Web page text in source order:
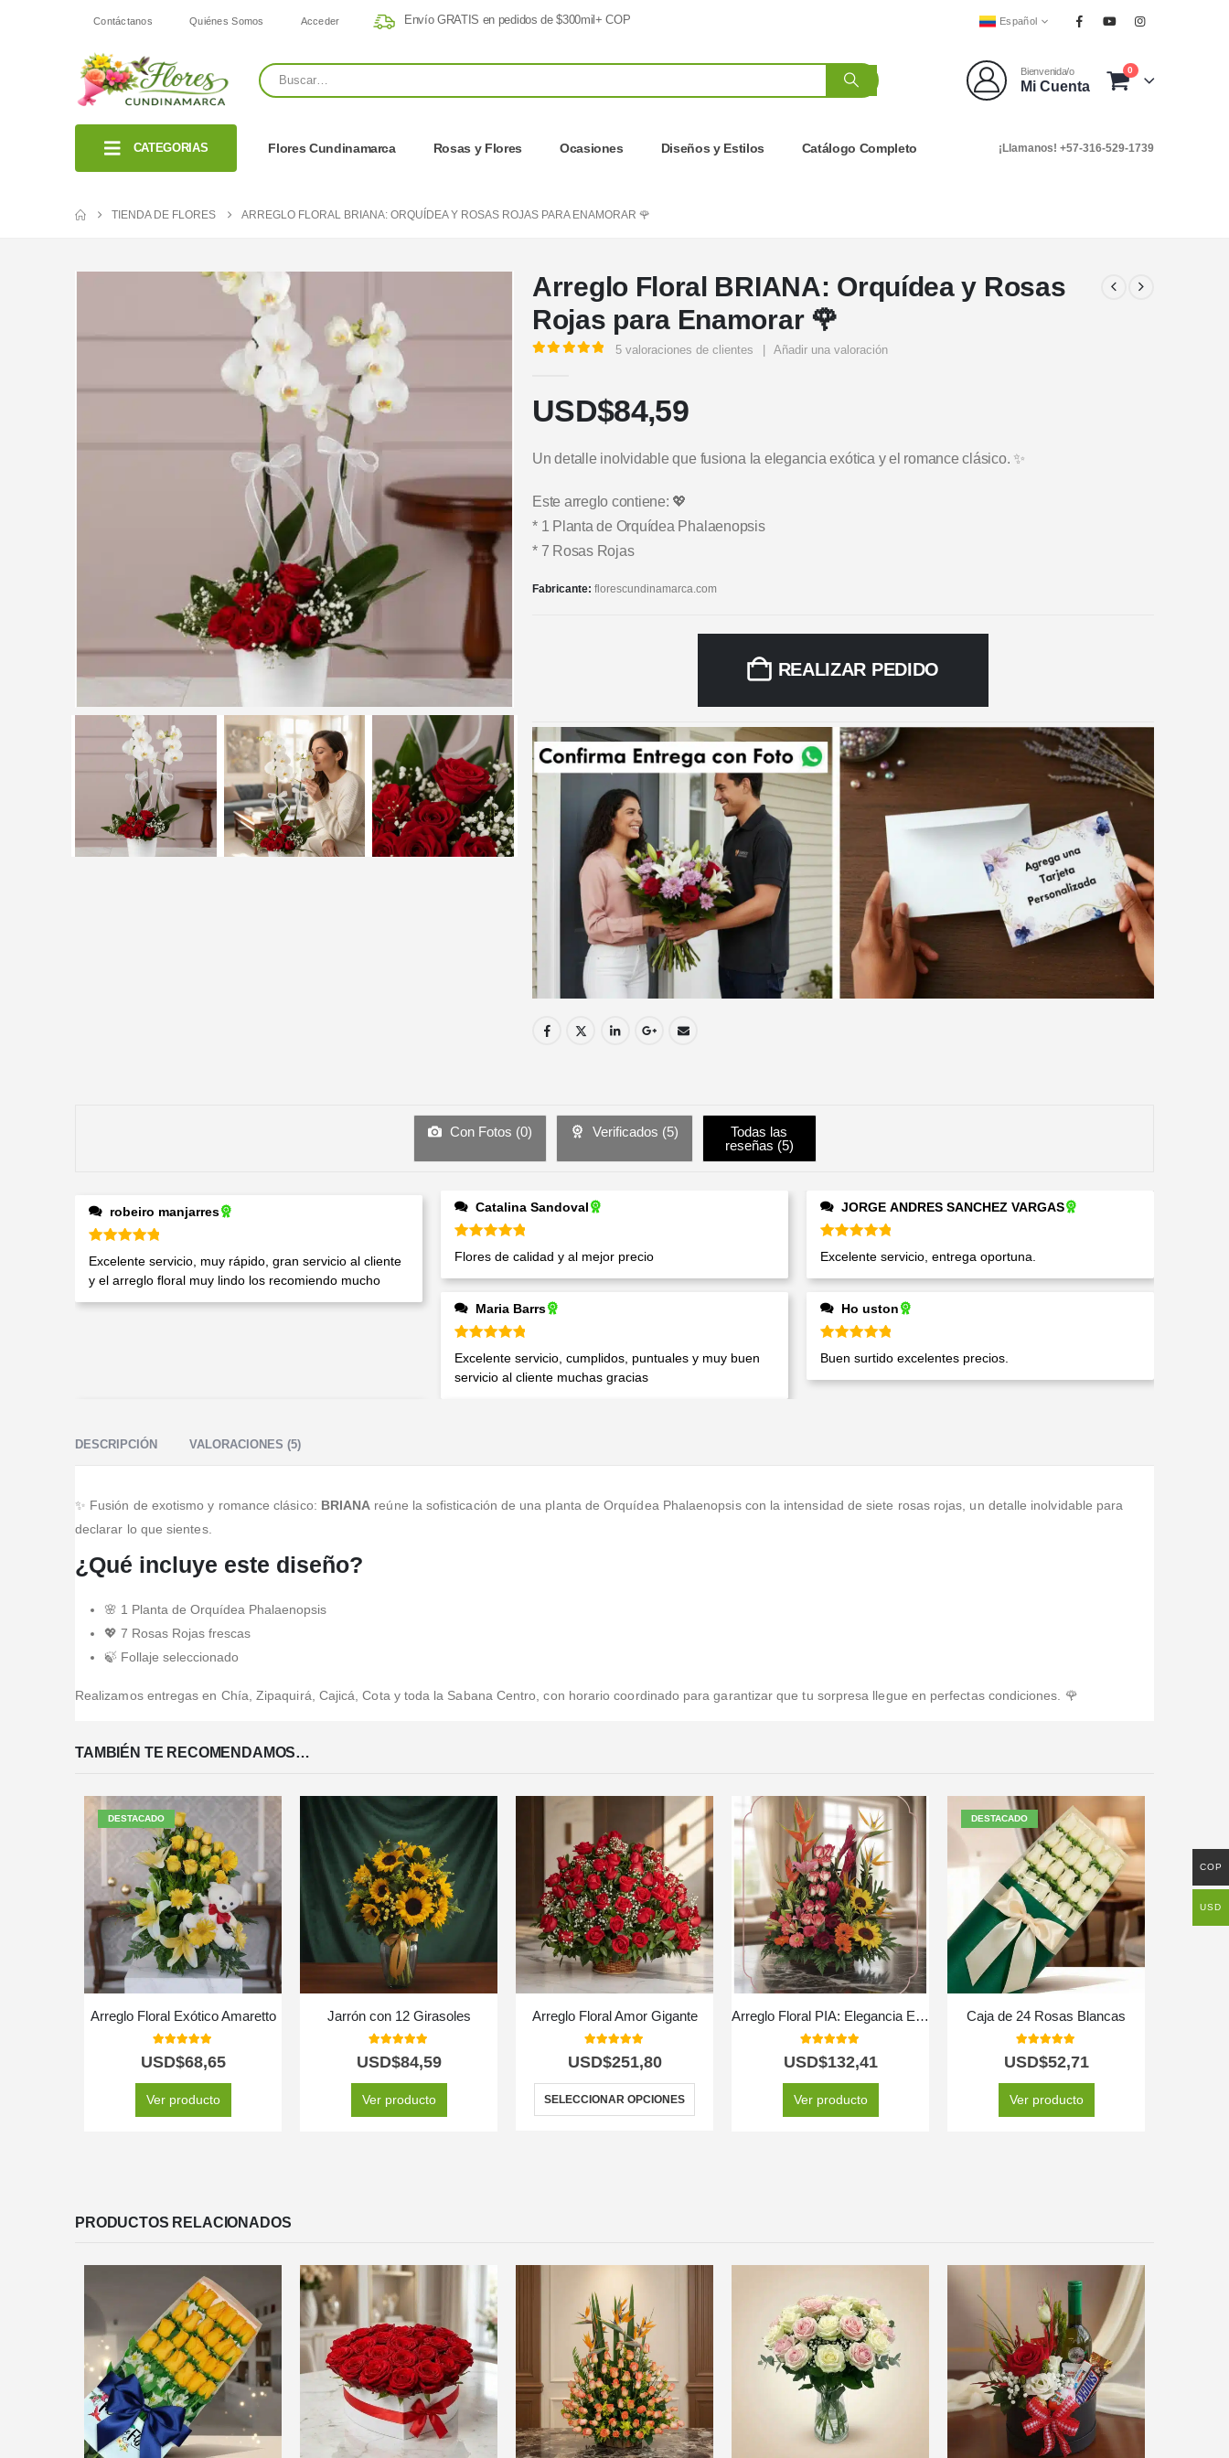
Contáctanos Quiénes Somos Acceder Envío GRATIS en pedidos de $300mil+ COP Español
Bienvenida/o
Mi Cuenta
0
CATEGORIAS Flores Cundinamarca Rosas y Flores Ocasiones Diseños y Estilos Catálogo Completo ¡Llamanos! +57-316-529-1739
TIENDA DE FLORES ARREGLO FLORAL BRIANA: ORQUÍDEA Y ROSAS ROJAS PARA ENAMORAR 🌹
Arreglo Floral BRIANA: Orquídea y Rosas
Rojas para Enamorar 🌹
5 valoraciones de clientes Añadir una valoración
USD$84,59
Un detalle inolvidable que fusiona la elegancia exótica y el romance clásico. ✨
Este arreglo contiene: 💖
* 1 Planta de Orquídea Phalaenopsis
* 7 Rosas Rojas
Fabricante: florescundinamarca.com
REALIZAR PEDIDO
Con Fotos (0) Verificados (5)
Todas las
reseñas (5)
robeiro manjarres
Valorado en 5 de 5
Excelente servicio, muy rápido, gran servicio al cliente
y el arreglo floral muy lindo los recomiendo mucho
Catalina Sandoval
Valorado en 5 de 5
Flores de calidad y al mejor precio
Maria Barrs
Valorado en 5 de 5
Excelente servicio, cumplidos, puntuales y muy buen
servicio al cliente muchas gracias
JORGE ANDRES SANCHEZ VARGAS
Valorado en 5 de 5Excelente servicio, entrega oportuna.
Ho uston
Valorado en de 5
Buen surtido excelentes precios.
DESCRIPCIÓN VALORACIONES (5)
✨ Fusión de exotismo y romance clásico: BRIANA reúne la sofisticación de una planta de Orquídea Phalaenopsis con la intensidad de siete rosas rojas, un detalle inolvidable para
declarar lo que sientes.
¿Qué incluye este diseño?
🌸 1 Planta de Orquídea Phalaenopsis
💖 7 Rosas Rojas frescas
🍃 Follaje seleccionado
Realizamos entregas en Chía, Zipaquirá, Cajicá, Cota y toda la Sabana Centro, con horario coordinado para garantizar que tu sorpresa llegue en perfectas condiciones. 🌹
TAMBIÉN TE RECOMENDAMOS…
DESTACADO
Arreglo Floral Exótico Amaretto
USD$68,65
Ver producto
Jarrón con 12 Girasoles
USD$84,59
Ver producto
Arreglo Floral Amor Gigante
USD$251,80
SELECCIONAR OPCIONES
Arreglo Floral PIA: Elegancia Exótica con Rosas y Flores Selectas ⚜️
USD$132,41
Ver producto
DESTACADO
Caja de 24 Rosas Blancas
USD$52,71
Ver producto
PRODUCTOS RELACIONADOS
COP
USD